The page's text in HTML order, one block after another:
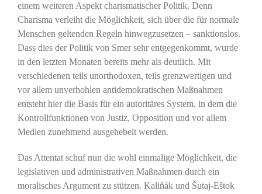
einem weiteren Aspekt charismatischer Politik. Denn
Charisma verleiht die Möglichkeit, sich über die für normale
Menschen geltenden Regeln hinwegzusetzen – sanktionslos.
Dass dies der Politik von Smer sehr entgegenkommt, wurde
in den letzten Monaten bereits mehr als deutlich. Mit
verschiedenen teils unorthodoxen, teils grenzwertigen und
vor allem unverhohlen antidemokratischen Maßnahmen
entsteht hier die Basis für ein autoritäres System, in dem die
Kontrollfunktionen von Justiz, Opposition und vor allem
Medien zunehmend ausgehebelt werden.
Das Attentat schuf nun die wohl einmalige Möglichkeit, die
legislativen und administrativen Maßnahmen durch ein
moralisches Argument zu stützen. Kaliňák und Šutaj-Eštok